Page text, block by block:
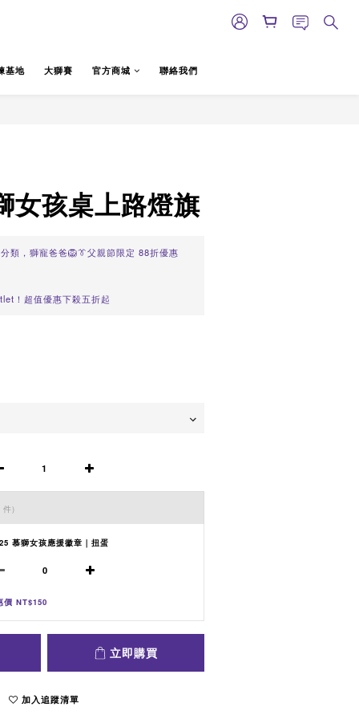
基地 大獅賽 官方商城 聯絡我們
女孩桌上路燈旗
類，獅寵爸爸🦁👔父親節限定 88折優惠
！超值優惠下殺五折起
件)
慕獅女孩應援徽章｜扭蛋
價 NT$150
立即購買
加入追蹤清單